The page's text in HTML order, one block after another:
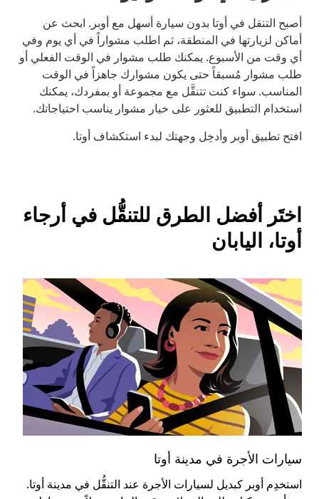
أصبح التنقل في أوتا بدون سيارة أسهل مع أوبر. ابحث عن
أماكن لزيارتها في المنطقة، ثم اطلب مشواراً في أي يوم وفي
أي وقت من الأسبوع. يمكنك طلب مشوار في الوقت الفعلي أو
طلب مشوار مُسبقاً حتى يكون مشوارك جاهزاً في الوقت
المناسب. سواء كنت تتنقَّل مع مجموعة أو بمفردك، يمكنك
استخدام التطبيق للعثور على خيار مشوار يناسب احتياجاتك.
افتح تطبيق أوبر وأدخِل وجهتك لبدء استكشاف أوتا.
اختَر أفضل الطرق للتنقُّل في أرجاء
أوتا، اليابان
سيارات الأجرة في مدينة أوتا
استخدِم أوبر كبديل لسيارات الأجرة عند التنقُّل في مدينة أوتا.